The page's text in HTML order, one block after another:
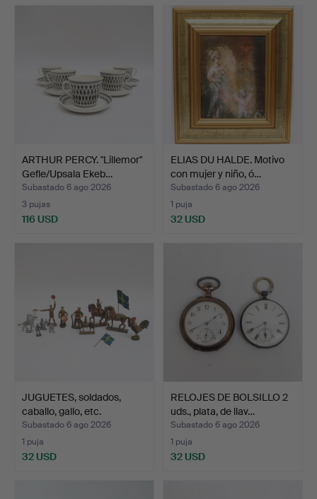
seleccionado
ARTHUR PERCY. "Lillemor"
Gefle/Upsala Ekeb…
Subastado 6 ago 2026
3 pujas
116 USD
ELIAS DU HALDE. Motivo
con mujer y niño, ó…
Subastado 6 ago 2026
1 puja
32 USD
JUGUETES, soldados,
caballo, gallo, etc.
Subastado 6 ago 2026
1 puja
32 USD
RELOJES DE BOLSILLO 2
uds., plata, de llav…
Subastado 6 ago 2026
1 puja
32 USD